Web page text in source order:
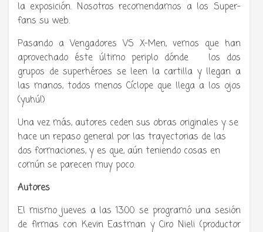
la exposición. Nosotros recomendamos a los Super-
fans su web.
Pasando a Vengadores VS X-Men, vemos que han
aprovechado éste último periplo dónde los dos
grupos de superhéroes se leen la cartilla y llegan a
las manos, todos menos Cíclope que llega a los ojos
(yuhú!)
Una vez más, autores ceden sus obras originales y se
hace un repaso general por las trayectorias de las
dos formaciones, y es que, aún teniendo cosas en
común se parecen muy poco.
Autores
El mismo jueves a las 13:00 se programó una sesión
de firmas con Kevin Eastman y Ciro Nieli (productor